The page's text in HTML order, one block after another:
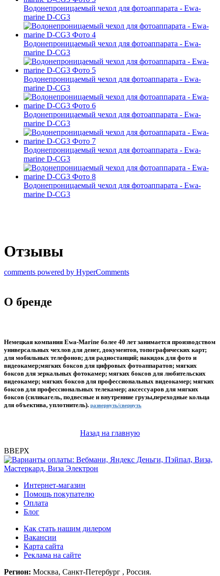
Водонепроницаемый чехол для фотоаппарата - Ewa-
marine D-CG3
Водонепроницаемый чехол для фотоаппарата - Ewa-
marine D-CG3
Водонепроницаемый чехол для фотоаппарата - Ewa-
marine D-CG3
Водонепроницаемый чехол для фотоаппарата - Ewa-
marine D-CG3
Водонепроницаемый чехол для фотоаппарата - Ewa-
marine D-CG3
Водонепроницаемый чехол для фотоаппарата - Ewa-
marine D-CG3
Отзывы
comments powered by HyperComments
О бренде
Немецкая компания Ewa-Marine более 40 лет занимается производством
универсальных чехлов для денег, документов, топографических карт;
для мобильных телефонов; для радиостанций; накидок для фото и
видеокамер;мягких боксов для цифровых фотоаппаратов; мягких
боксов для зеркальных фотокамер; мягких боксов для любительских
видеокамер; мягких боксов для профессиональных видеокамер; мягких
боксов для профессиональных телекамер; аксессуаров для мягких
боксов (силикагель, подвесные и внутренние грузы,переходные кольца
для объектива, уплотнитель). развернуть/свернуть
Назад на главную
ВВЕРХ
Интернет-магазин
Помощь покупателю
Оплата
Блог
Как стать нашим дилером
Вакансии
Карта сайта
Реклама на сайте
Регион: Москва, Санкт-Петербург , Россия.